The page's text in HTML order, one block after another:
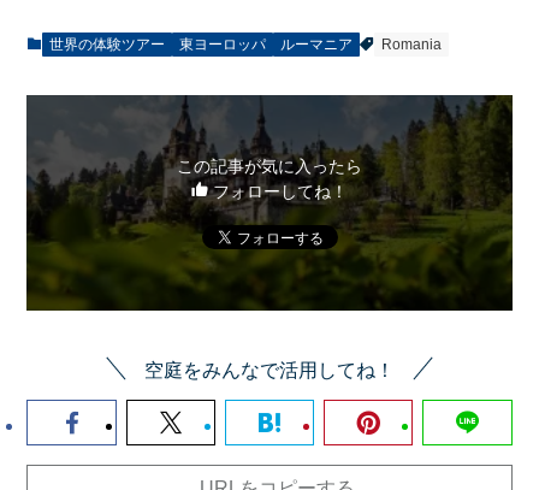
世界の体験ツアー 東ヨーロッパ ルーマニア Romania
この記事が気に入ったら
フォローしてね！
空庭をみんなで活用してね！